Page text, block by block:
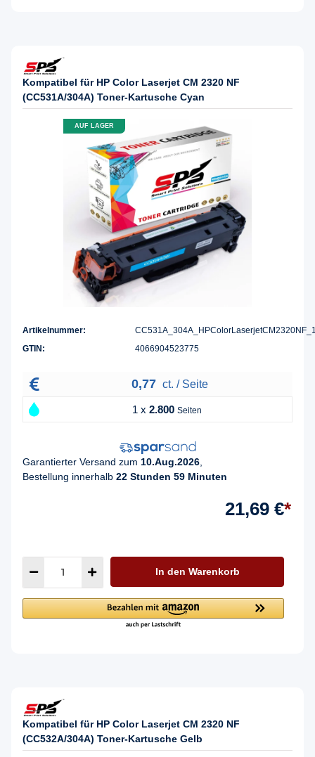
Kompatibel für HP Color Laserjet CM 2320 NF
(CC531A/304A) Toner-Kartusche Cyan
AUF LAGER
Artikelnummer:
GTIN:
4066904523775
0,77 ct. / Seite
1 x 2.800 Seiten
Garantierter Versand zum 10.Aug.2026
Bestellung innerhalb 22 Stunden 59 Minuten
21,69 €*
In den Warenkorb
Kompatibel für HP Color Laserjet CM 2320 NF
(CC532A/304A) Toner-Kartusche Gelb